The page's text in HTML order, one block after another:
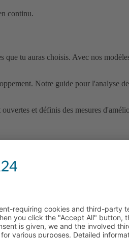
continu.
que tu auras choisis. Avec nos
Notre guide pour l'analyse
et définis des mesures
dans les situations suivantes :
pour toi. Utile pour les